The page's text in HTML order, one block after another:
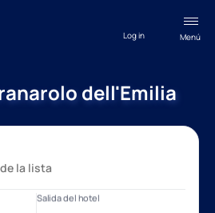
Menú
Log in
dell'Emilia